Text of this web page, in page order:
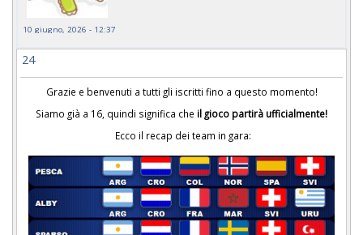
10 giugno, 2026 - 12:37
24
Grazie e benvenuti a tutti gli iscritti fino a questo momento!
Siamo già a 16, quindi significa che il gioco partirà ufficialmente!
Ecco il recap dei team in gara: